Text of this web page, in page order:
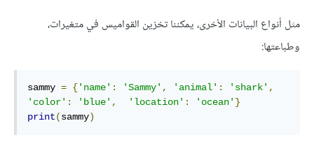
مثل أنواع البيانات الأخرى، يمكننا تخزين القواميس في متغيرات،
وطباعتها:
sammy = {'name' : 'Sammy' , 'animal' : 'shark' ,
'color' : 'blue' , 'location' : 'ocean' }
print(sammy)